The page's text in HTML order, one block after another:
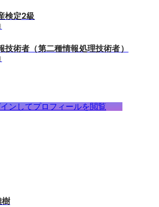
検定2級
技術者（第二種情報処理技術者）
インしてプロフィールを閲覧